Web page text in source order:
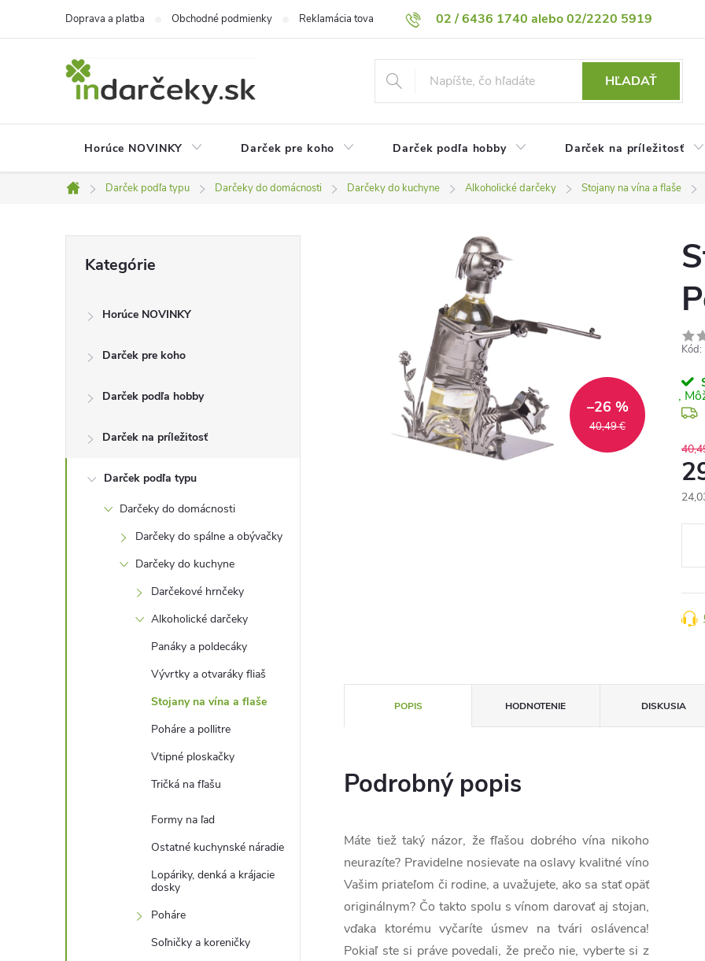
02 / 6436 1740 alebo 02/2220 5919
Doprava a platba Obchodné podmienky Reklamácia tovaru Vrátenie tovaru Podmienky ochrany osobných údajov
HĽADAŤ
Horúce NOVINKY Darček pre koho Darček podľa hobby Darček na príležitosť
Domov
Darček podľa typu Darčeky do domácnosti Darčeky do kuchyne Alkoholické darčeky Stojany na vína a flaše
p
kategórie
Kategórie
Horúce NOVINKY
Darček pre koho
Darček podľa hobby
Darček na príležitosť
Darček podľa typu
Darčeky do domácnosti
Darčeky do spálne a obývačky
Darčeky do kuchyne
Darčekové hrnčeky
Alkoholické darčeky
Panáky a poldecáky
Vývrtky a otvaráky fliaš
Stojany na vína a flaše
Poháre a pollitre
Vtipné ploskačky
Tričká na fľašu
Formy na ľad
Ostatné kuchynské náradie
Lopáriky, denká a krájacie
dosky
Poháre
Soľničky a koreničky
40,49 €
–26 %
Kód:
POPIS HODNOTENIE DISKUSIA
Podrobný popis
Máte tiež taký názor, že fľašou dobrého vína nikoho
neurazíte? Pravidelne nosievate na oslavy kvalitné víno
Vašim priateľom či rodine, a uvažujete, ako sa stať opäť
originálnym? Čo takto spolu s vínom darovať aj stojan,
vďaka ktorému vyčaríte úsmev na tvári oslávenca!
Pokiaľ ste si práve povedali, že prečo nie, vyberte si z